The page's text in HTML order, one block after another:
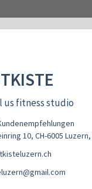
us fitness studio
10, CH-6005 Luzern,